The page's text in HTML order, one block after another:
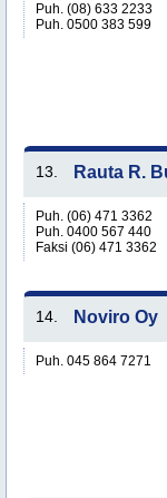
Puh. (08) 633 2233
Puh. 0500 383 599
13. Rauta R.
Puh. (06) 471 3362
Puh. 0400 567 440
Faksi (06) 471 3362
14. Noviro Oy
Puh. 045 864 7271